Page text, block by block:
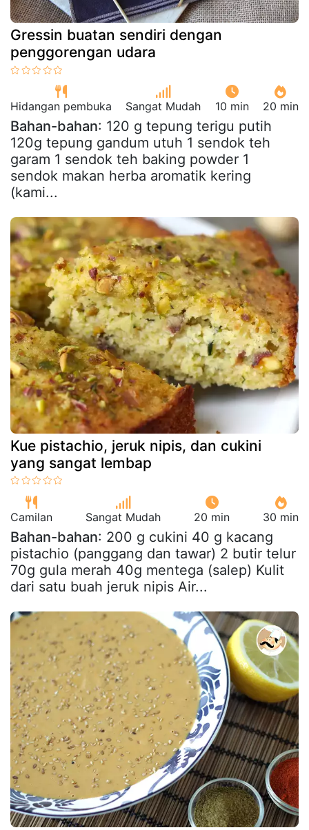
Gressin buatan sendiri dengan
penggorengan udara
Hidangan pembuka Sangat Mudah 10 min 20 min
Bahan-bahan: 120 g tepung terigu putih
120g tepung gandum utuh 1 sendok teh
garam 1 sendok teh baking powder 1
sendok makan herba aromatik kering
(kami...
Kue pistachio, jeruk nipis, dan cukini
yang sangat lembap
Camilan Sangat Mudah 20 min 30 min
Bahan-bahan: 200 g cukini 40 g kacang
pistachio (panggang dan tawar) 2 butir telur
70g gula merah 40g mentega (salep) Kulit
dari satu buah jeruk nipis Air...